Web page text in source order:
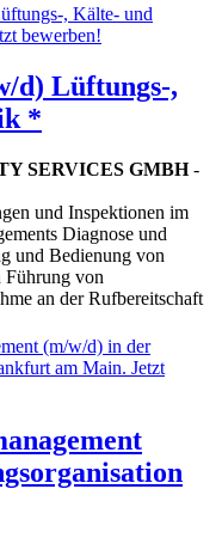
d) Lüftungs-,
*
SERVICES GMBH-
und Inspektionen im
Diagnose und
und Bedienung von
Führung von
an der Rufbereitschaft